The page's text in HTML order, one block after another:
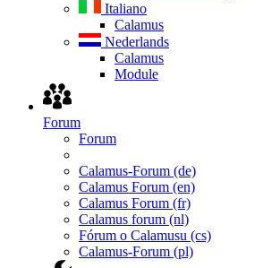
Italiano
Calamus
Nederlands
Calamus
Module
Forum
Forum
Calamus-Forum (de)
Calamus Forum (en)
Calamus Forum (fr)
Calamus forum (nl)
Fórum o Calamusu (cs)
Calamus-Forum (pl)